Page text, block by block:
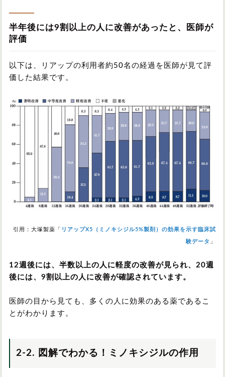
半年後には9割以上の人に改善があったと、医師が
評価
以下は、リアップの利用者約50名の経過を医師が見て評
価した結果です。
引用：大塚製薬「 リアップX5（ミノキシジル5%製剤）の効果を示す臨床試
験データ 」
12週後には、半数以上の人に軽度の改善が見られ、20週
後には、9割以上の人に改善が確認されています。
医師の目から見ても、多くの人に効果のある薬であるこ
とがわかります。
2-2. 図解でわかる！ミノキシジルの作用